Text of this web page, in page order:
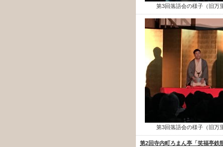
第3回落語会の様子（旧万
第3回落語会の様子（旧万
第2回寺内町ろまん亭「笑福亭